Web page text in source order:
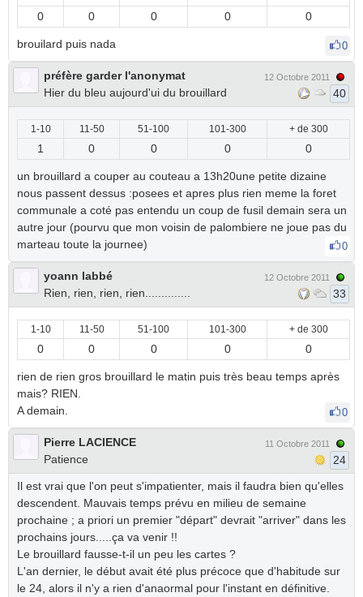
0 0 0 0 0
brouilard puis nada 0
préfère garder l'anonymat
Hier du bleu aujourd'ui du brouillard
12 Octobre 2011
40
1-10 11-50 51-100 101-300 + de 300
1 0 0 0 0
un brouillard a couper au couteau a 13h20une petite dizaine
nous passent dessus :posees et apres plus rien meme la foret
communale a coté pas entendu un coup de fusil demain sera un
autre jour (pourvu que mon voisin de palombiere ne joue pas du
marteau toute la journee)
0
yoann labbé
Rien, rien, rien, rien..............
12 Octobre 2011
33
1-10 11-50 51-100 101-300 + de 300
0 0 0 0 0
rien de rien gros brouillard le matin puis très beau temps après
mais? RIEN.
A demain.
0
Pierre LACIENCE
Patience
11 Octobre 2011
24
Il est vrai que l'on peut s'impatienter, mais il faudra bien qu'elles
descendent. Mauvais temps prévu en milieu de semaine
prochaine ; a priori un premier "départ" devrait "arriver" dans les
prochains jours.....ça va venir !!
Le brouillard fausse-t-il un peu les cartes ?
L'an dernier, le début avait été plus précoce que d'habitude sur
le 24, alors il n'y a rien d'anaormal pour l'instant en définitive.